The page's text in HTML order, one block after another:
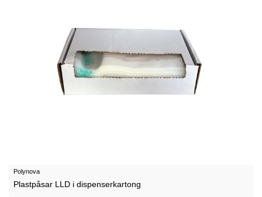
Polynova
Plastpåsar LLD i dispenserkartong